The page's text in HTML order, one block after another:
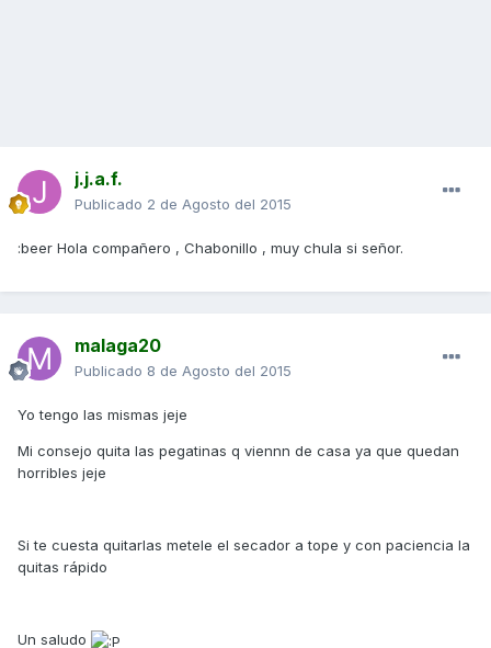
j.j.a.f.
Publicado 2 de Agosto del 2015
:beer Hola compañero , Chabonillo , muy chula si señor.
malaga20
Publicado 8 de Agosto del 2015
Yo tengo las mismas jeje
Mi consejo quita las pegatinas q viennn de casa ya que quedan
horribles jeje
Si te cuesta quitarlas metele el secador a tope y con paciencia la
quitas rápido
Un saludo